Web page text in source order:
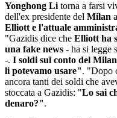
Yonghong Li torna a farsi
dell'ex presidente del Milan
Elliott e l'attuale
"Gazidis dice che Elliott ha
una fake news - ha si legge
-. I soldi sul conto del
li potevamo usare". "Dopo
ancora tanti dei soldi che
stoccata a Gazidis: "Lo sai
denaro?".